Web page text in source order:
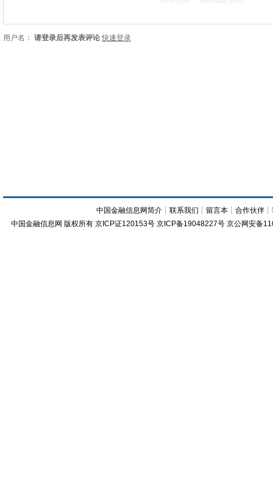
用户名： 请登录后再发表评论 快速登录
中国金融信息网简介 ┊联系我们 ┊ 留言本 ┊合作伙伴 ┊
中国金融信息网 版权所有 京ICP证120153号 京ICP备19048227号 京公网安备